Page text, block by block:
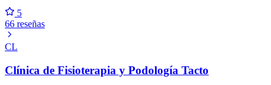
5
66 reseñas
CL
Clínica de Fisioterapia y Podología Tacto